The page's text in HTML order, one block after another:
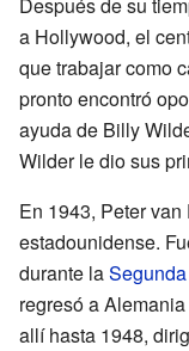
Después de su
a Hollywood, el
que trabajar como
pronto encontró
ayuda de Billy
Wilder le dio sus
En 1943, Peter
estadounidense.
durante la
regresó a
allí hasta 1948,